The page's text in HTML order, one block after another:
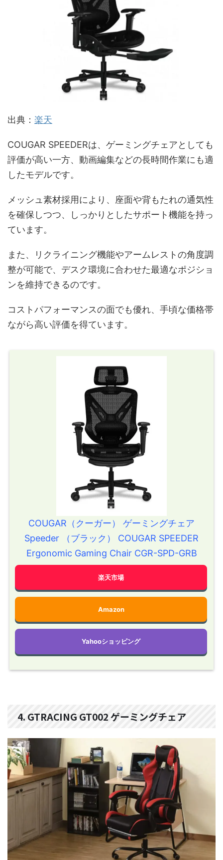
出典： 楽天
COUGAR SPEEDERは、ゲーミングチェアとしても
評価が高い一方、動画編集などの長時間作業にも適
したモデルです。
メッシュ素材採用により、座面や背もたれの通気性
を確保しつつ、しっかりとしたサポート機能を持っ
ています。
また、リクライニング機能やアームレストの角度調
整が可能で、デスク環境に合わせた最適なポジショ
ンを維持できるのです。
コストパフォーマンスの面でも優れ、手頃な価格帯
ながら高い評価を得ています。
COUGAR（クーガー） ゲーミングチェア
Speeder （ブラック） COUGAR SPEEDER
Ergonomic Gaming Chair CGR-SPD-GRB
楽天市場
Amazon
Yahooショッピング
4. GTRACING GT002 ゲーミングチェア